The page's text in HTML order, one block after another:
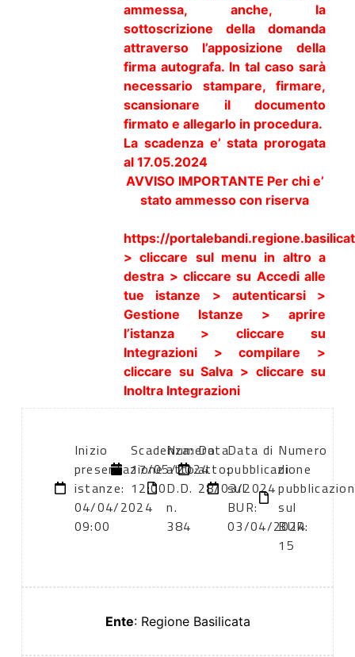
ammessa, anche, la
sottoscrizione della domanda
attraverso l’apposizione della
firma autografa. In tal caso sarà
necessario stampare, firmare,
scansionare il documento
firmato e allegarlo in procedura.
La scadenza e’ stata prorogata
al 17.05.2024
AVVISO IMPORTANTE Per chi e’
stato ammesso con riserva
https://
> cliccare sul menu in altro a
destra > cliccare su Accedi alle
tue istanze > autenticarsi >
Gestione Istanze > aprire
l’istanza > cliccare su
Integrazioni > compilare >
cliccare su Salva > cliccare su
Inoltra Integrazioni
Inizio
presentazione
istanze:
04/04/2024
09:00
Scadenza:
17/05/2024
12:00
Numero
atto:
D.D.
n.
384
Data
atto:
28/03/2024
Data di
pubblicazione
sul
BUR:
03/04/2024
Numero
di
sul
BUR:
15
Ente: Regione Basilicata